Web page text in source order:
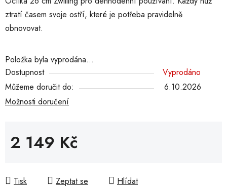
ztratí časem svoje ostří, které je potřeba pravidelně
obnovovat.
Položka byla vyprodána…
Dostupnost
Vyprodáno
Můžeme doručit do:
6.10.2026
Možnosti doručení
2 149 Kč
Tisk
Zeptat se Hlídat